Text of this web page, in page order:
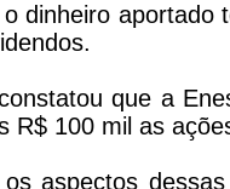
dinheiro
que a
R$ 100 mil as
aspectos